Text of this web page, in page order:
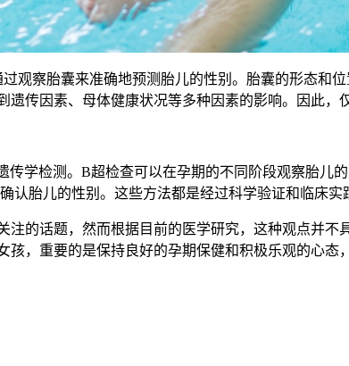
察胎囊来准确地预测胎儿的性别。胎囊的形态和
传因素、母体健康状况等多种因素的影响。因此，
检测。B超检查可以在孕期的不同阶段观察胎儿
胎儿的性别。这些方法都是经过科学验证和临床实
话题，然而根据目前的医学研究，这种观点并不
，重要的是保持良好的孕期保健和积极乐观的心态